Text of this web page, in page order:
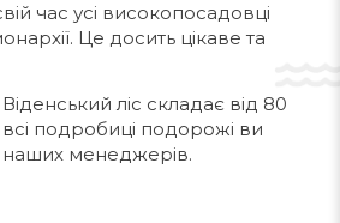
час усі високопосадовці
Це досить цікаве та
Віденський ліс складає від 80
подробиці подорожі ви
наших менеджерів.